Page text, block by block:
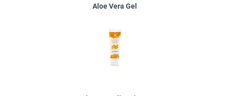
Aloe Vera Gel